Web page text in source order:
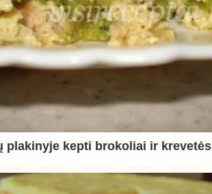
plakinyje kepti brokoliai ir krevetės